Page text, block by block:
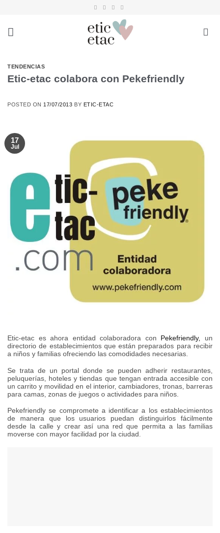
TENDENCIAS
Etic-etac colabora con Pekefriendly
POSTED ON 17/07/2013 BY ETIC-ETAC
17
Jul
Etic-etac es ahora entidad colaboradora con Pekefriendly, un
directorio de establecimientos que están preparados para recibir
a niños y familias ofreciendo las comodidades necesarias.
Se trata de un portal donde se pueden adherir restaurantes,
peluquerías, hoteles y tiendas que tengan entrada accesible con
un carrito y movilidad en el interior, cambiadores, tronas, barreras
para camas, zonas de juegos o actividades para niños.
Pekefriendly se compromete a identificar a los establecimientos
de manera que los usuarios puedan distinguirlos fácilmente
desde la calle y crear así una red que permita a las familias
moverse con mayor facilidad por la ciudad.